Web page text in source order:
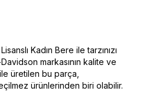
Kadın Bere ile tarzınızı
markasının kalite ve
üretilen bu parça,
ürünlerinden biri olabilir.